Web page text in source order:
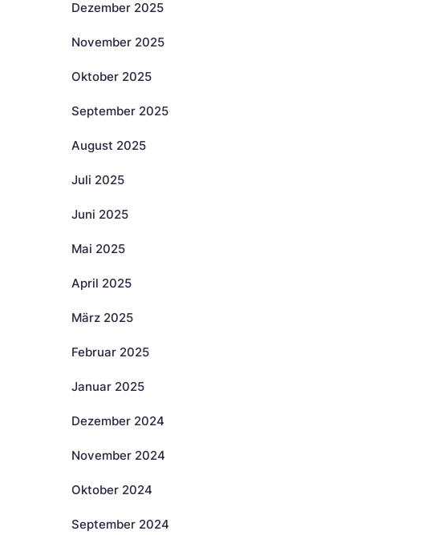
Dezember 2025
November 2025
Oktober 2025
September 2025
August 2025
Juli 2025
Juni 2025
Mai 2025
April 2025
März 2025
Februar 2025
Januar 2025
Dezember 2024
November 2024
Oktober 2024
September 2024